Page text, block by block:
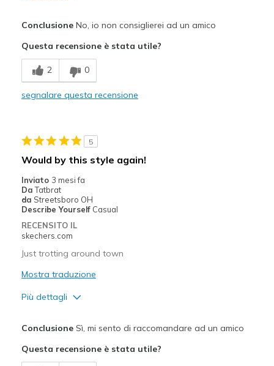
Stylish
Difetti
Poor Cushioning
Sizing
Feels half size too big
View On Shoes
Shoes are for Wearing
ConclusioneNo, io non consiglierei ad un amico
Questa recensione è stata utile?
2 0
segnalare questa recensione
5
Would by this style again!
Inviato 3 mesi fa
Da Tatbrat
da Streetsboro OH
Describe Yourself Casual
RECENSITO IL
skechers.com
Just trotting around town
Mostra traduzione
Più dettagli
Comfortable
ConclusioneSì, mi sento di raccomandare ad un amico
Questa recensione è stata utile?